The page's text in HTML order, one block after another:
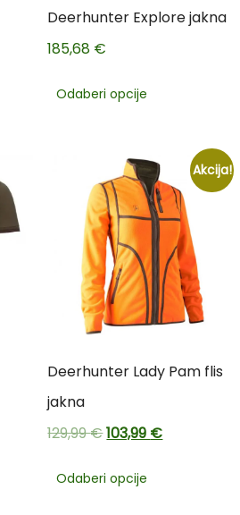
Deerhunter Explore jakna
185,68 €
Odaberi opcije
Akcija!
Deerhunter Lady Pam flis
jakna
129,99€103,99 €
Odaberi opcije